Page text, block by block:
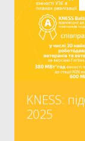
KNESS:
2025